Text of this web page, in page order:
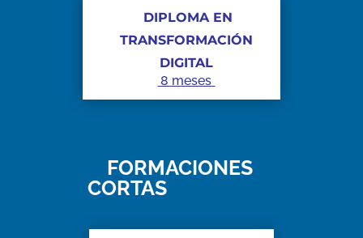
DIPLOMA EN
TRANSFORMACIÓN
DIGITAL
8 meses
FORMACIONES
CORTAS